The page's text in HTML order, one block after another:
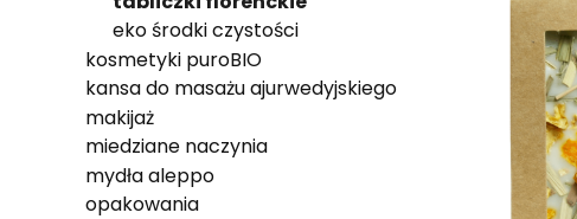
eko środki czystości
kosmetyki puroBIO
kansa do masażu ajurwedyjskiego
makijaż
miedziane naczynia
mydła aleppo
opakowania